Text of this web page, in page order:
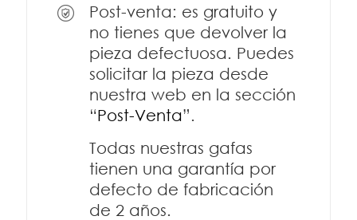
Post-venta: es gratuito y
no tienes que devolver la
pieza defectuosa. Puedes
solicitar la pieza desde
nuestra web en la sección
“Post-Venta”.
Todas nuestras gafas
tienen una garantía por
defecto de fabricación
de 2 años.